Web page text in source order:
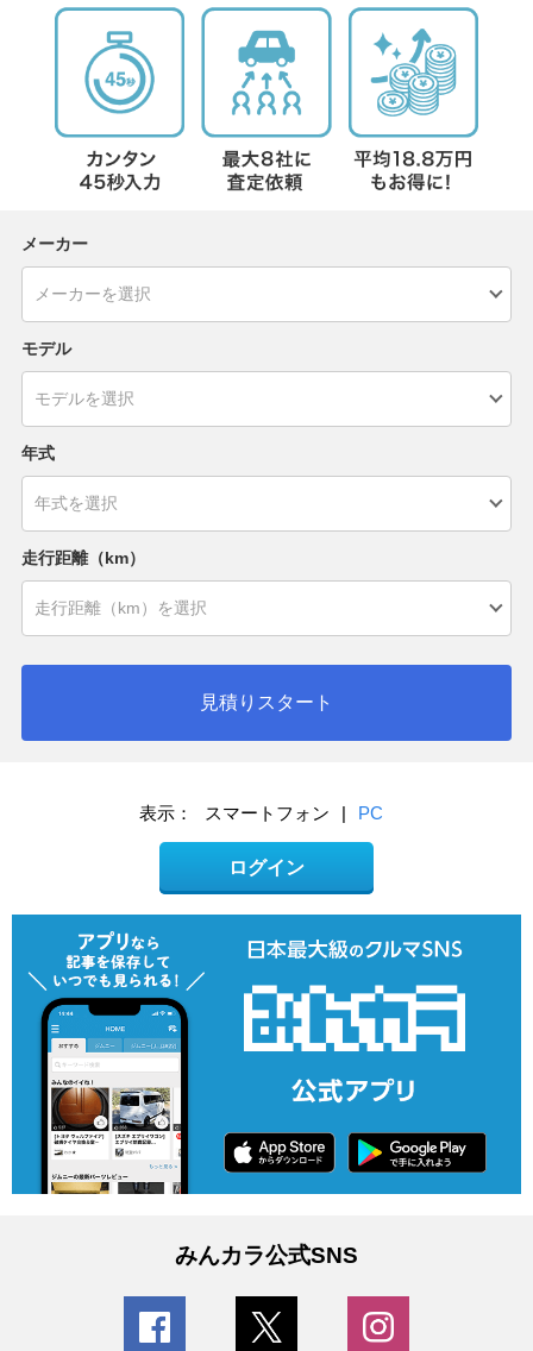
メーカー
モデル
年式
走行距離（km）
見積りスタート
表示： スマートフォン | PC
ログイン
みんカラ公式SNS